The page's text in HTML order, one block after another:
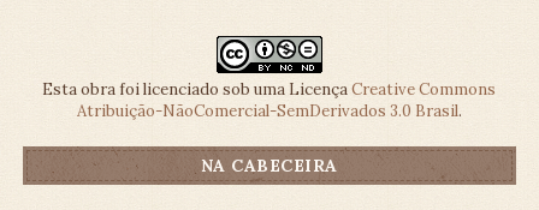
Esta obra foi licenciado sob uma LicençaCreative Commons
Atribuição-NãoComercial-SemDerivados 3.0 Brasil.
NA CABECEIRA